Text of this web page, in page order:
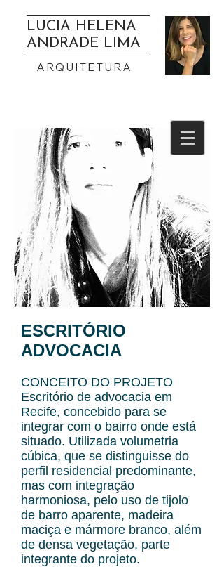
LUCIA HELENA
ANDRADE LIMA
ARQUITETURA
ESCRITÓRIO
ADVOCACIA
CONCEITO DO PROJETO
Escritório de advocacia em
Recife, concebido para se
integrar com o bairro onde está
situado. Utilizada volumetria
cúbica, que se distinguisse do
perfil residencial predominante,
mas com integração
harmoniosa, pelo uso de tijolo
de barro aparente, madeira
maciça e mármore branco, além
de densa vegetação, parte
integrante do projeto.